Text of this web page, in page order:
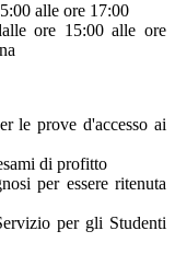
alle ore 17:00
ore 15:00 alle ore
le prove d'accesso ai
di profitto
per essere ritenuta
per gli Studenti